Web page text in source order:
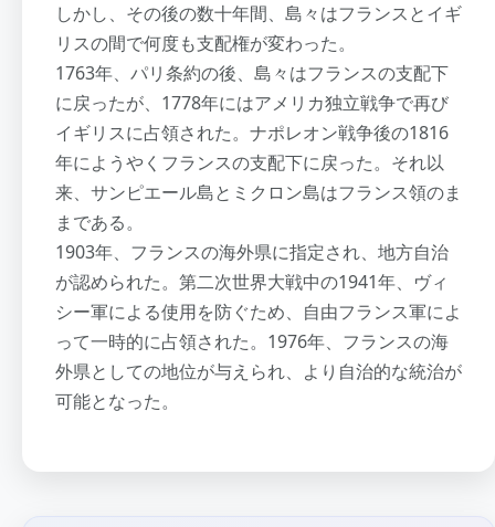
しかし、その後の数十年間、島々はフランスとイギ
リスの間で何度も支配権が変わった。
1763年、パリ条約の後、島々はフランスの支配下
に戻ったが、1778年にはアメリカ独立戦争で再び
イギリスに占領された。ナポレオン戦争後の1816
年にようやくフランスの支配下に戻った。それ以
来、サンピエール島とミクロン島はフランス領のま
まである。
1903年、フランスの海外県に指定され、地方自治
が認められた。第二次世界大戦中の1941年、ヴィ
シー軍による使用を防ぐため、自由フランス軍によ
って一時的に占領された。1976年、フランスの海
外県としての地位が与えられ、より自治的な統治が
可能となった。